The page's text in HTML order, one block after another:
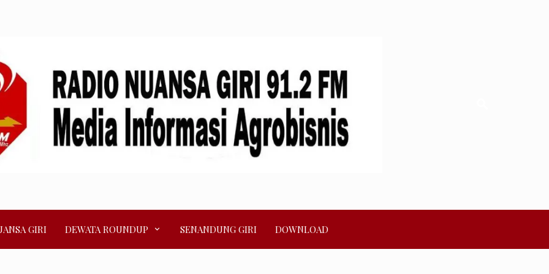
GIRI DEWATA ROUNDUP SENANDUNG GIRI DOWNLOAD